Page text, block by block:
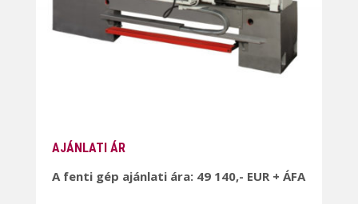
AJÁNLATI ÁR
A fenti gép ajánlati ára: 49 140,- EUR + ÁFA